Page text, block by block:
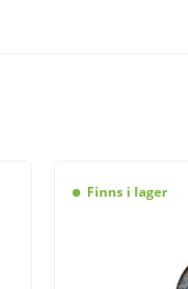
Finns i lager